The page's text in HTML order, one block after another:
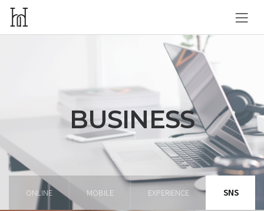
BUSINESS
ONLINE MOBILE EXPERIENCE SNS